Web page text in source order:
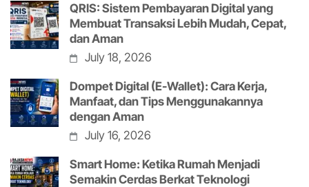
QRIS: Sistem Pembayaran Digital yang
Membuat Transaksi Lebih Mudah, Cepat,
dan Aman
July 18, 2026
Dompet Digital (E-Wallet): Cara Kerja,
Manfaat, dan Tips Menggunakannya
dengan Aman
July 16, 2026
Smart Home: Ketika Rumah Menjadi
Semakin Cerdas Berkat Teknologi